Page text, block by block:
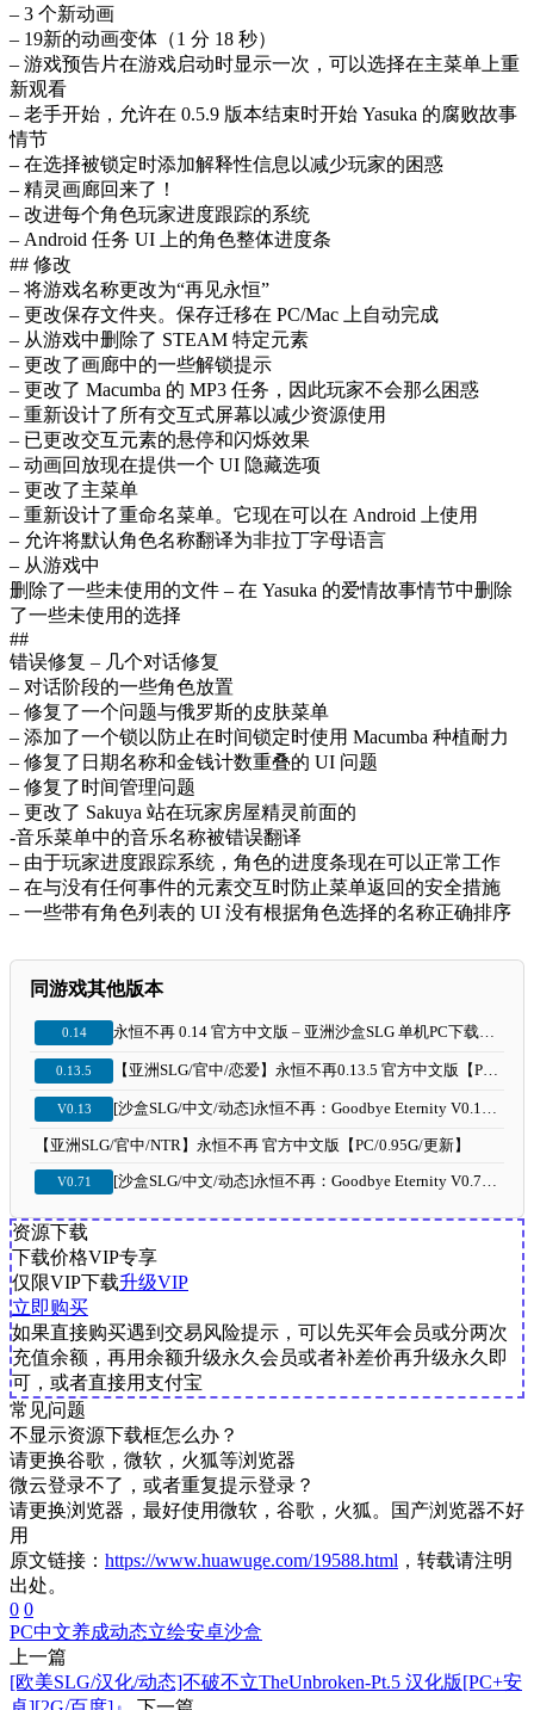
– 3 个新动画
– 19新的动画变体（1 分 18 秒）
– 游戏预告片在游戏启动时显示一次，可以选择在主菜单上重
新观看
– 老手开始，允许在 0.5.9 版本结束时开始 Yasuka 的腐败故事
情节
– 在选择被锁定时添加解释性信息以减少玩家的困惑
– 精灵画廊回来了！
– 改进每个角色玩家进度跟踪的系统
– Android 任务 UI 上的角色整体进度条
## 修改
– 将游戏名称更改为“再见永恒”
– 更改保存文件夹。保存迁移在 PC/Mac 上自动完成
– 从游戏中删除了 STEAM 特定元素
– 更改了画廊中的一些解锁提示
– 更改了 Macumba 的 MP3 任务，因此玩家不会那么困惑
– 重新设计了所有交互式屏幕以减少资源使用
– 已更改交互元素的悬停和闪烁效果
– 动画回放现在提供一个 UI 隐藏选项
– 更改了主菜单
– 重新设计了重命名菜单。它现在可以在 Android 上使用
– 允许将默认角色名称翻译为非拉丁字母语言
– 从游戏中
删除了一些未使用的文件 – 在 Yasuka 的爱情故事情节中删除
了一些未使用的选择
##
错误修复 – 几个对话修复
– 对话阶段的一些角色放置
– 修复了一个问题与俄罗斯的皮肤菜单
– 添加了一个锁以防止在时间锁定时使用 Macumba 种植耐力
– 修复了日期名称和金钱计数重叠的 UI 问题
– 修复了时间管理问题
– 更改了 Sakuya 站在玩家房屋精灵前面的
-音乐菜单中的音乐名称被错误翻译
– 由于玩家进度跟踪系统，角色的进度条现在可以正常工作
– 在与没有任何事件的元素交互时防止菜单返回的安全措施
– 一些带有角色列表的 UI 没有根据角色选择的名称正确排序
同游戏其他版本
0.14 永恒不再 0.14 官方中文版 – 亚洲沙盒SLG 单机PC下载（2.1G）
0.13.5 【亚洲SLG/官中/恋爱】永恒不再0.13.5 官方中文版【PC/0.85G】
V0.13 [沙盒SLG/中文/动态]永恒不再：Goodbye Eternity V0.13.0 汉化中文版[12月更新][PC+安卓] [2.2G]
【亚洲SLG/官中/NTR】永恒不再 官方中文版【PC/0.95G/更新】
V0.71 [沙盒SLG/中文/动态]永恒不再：Goodbye Eternity V0.71 精翻汉化版[6月更新][PC+安卓][1.9G/百度]』
资源下载
下载价格VIP专享
仅限VIP下载升级VIP
立即购买
如果直接购买遇到交易风险提示，可以先买年会员或分两次
充值余额，再用余额升级永久会员或者补差价再升级永久即
可，或者直接用支付宝
常见问题
不显示资源下载框怎么办？
请更换谷歌，微软，火狐等浏览器
微云登录不了，或者重复提示登录？
请更换浏览器，最好使用微软，谷歌，火狐。国产浏览器不好
用
原文链接： https://www.huawuge.com/19588.html ，转载请注明
出处。
0 0
PC中文养成动态立绘安卓沙盒
上一篇
[欧美SLG/汉化/动态]不破不立TheUnbroken-Pt.5 汉化版[PC+安